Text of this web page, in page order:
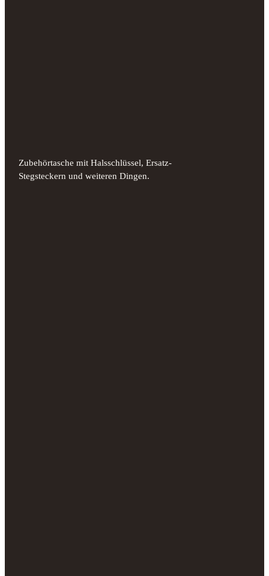
Zubehörtasche mit Halsschlüssel, Ersatz-
Stegsteckern und weiteren Dingen.